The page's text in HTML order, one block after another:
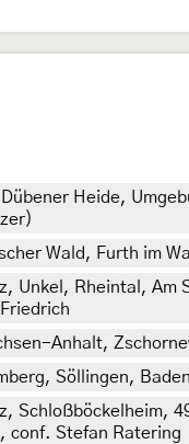
Heide,
Wald, Furth im
Unkel, Rheintal,
Anhalt,
Söllingen,
Schloßböckelheim,
conf. Stefan Ratering